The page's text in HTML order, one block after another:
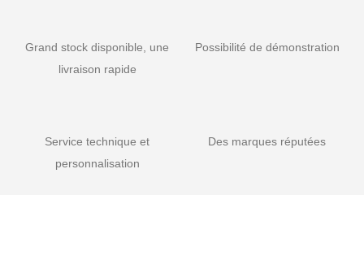
Grand stock disponible, une
livraison rapide
Possibilité de démonstration
Service technique et
personnalisation
Des marques réputées